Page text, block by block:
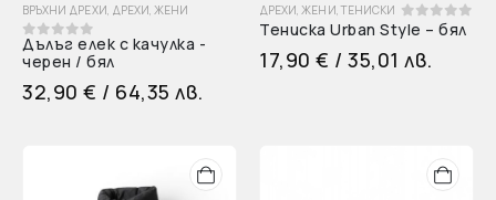
ВРЪХНИ ДРЕХИ, ДРЕХИ,ЖЕНИ
0out of 5
Дълъг елек с качулка -
черен / бял
32,90 € / 64,35 лв.
ДРЕХИ,ЖЕНИ,ТЕНИСКИ
0out of 5
Тениска Urban Style – бял
17,90 € / 35,01 лв.